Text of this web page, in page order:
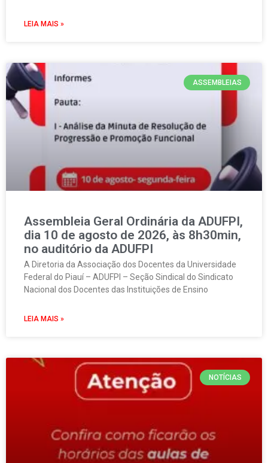
LEIA MAIS »
ASSEMBLEIAS
Assembleia Geral Ordinária da ADUFPI,
dia 10 de agosto de 2026, às 8h30min,
no auditório da ADUFPI
A Diretoria da Associação dos Docentes da Universidade
Federal do Piauí – ADUFPI – Seção Sindical do Sindicato
Nacional dos Docentes das Instituições de Ensino
LEIA MAIS »
NOTÍCIAS